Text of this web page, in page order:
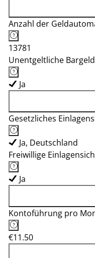
Anzahl der
13781
Unentgeltliche
Ja
Gesetzliches
Ja, Deutschland
Freiwillige
Ja
Kontoführung pro
€11.50